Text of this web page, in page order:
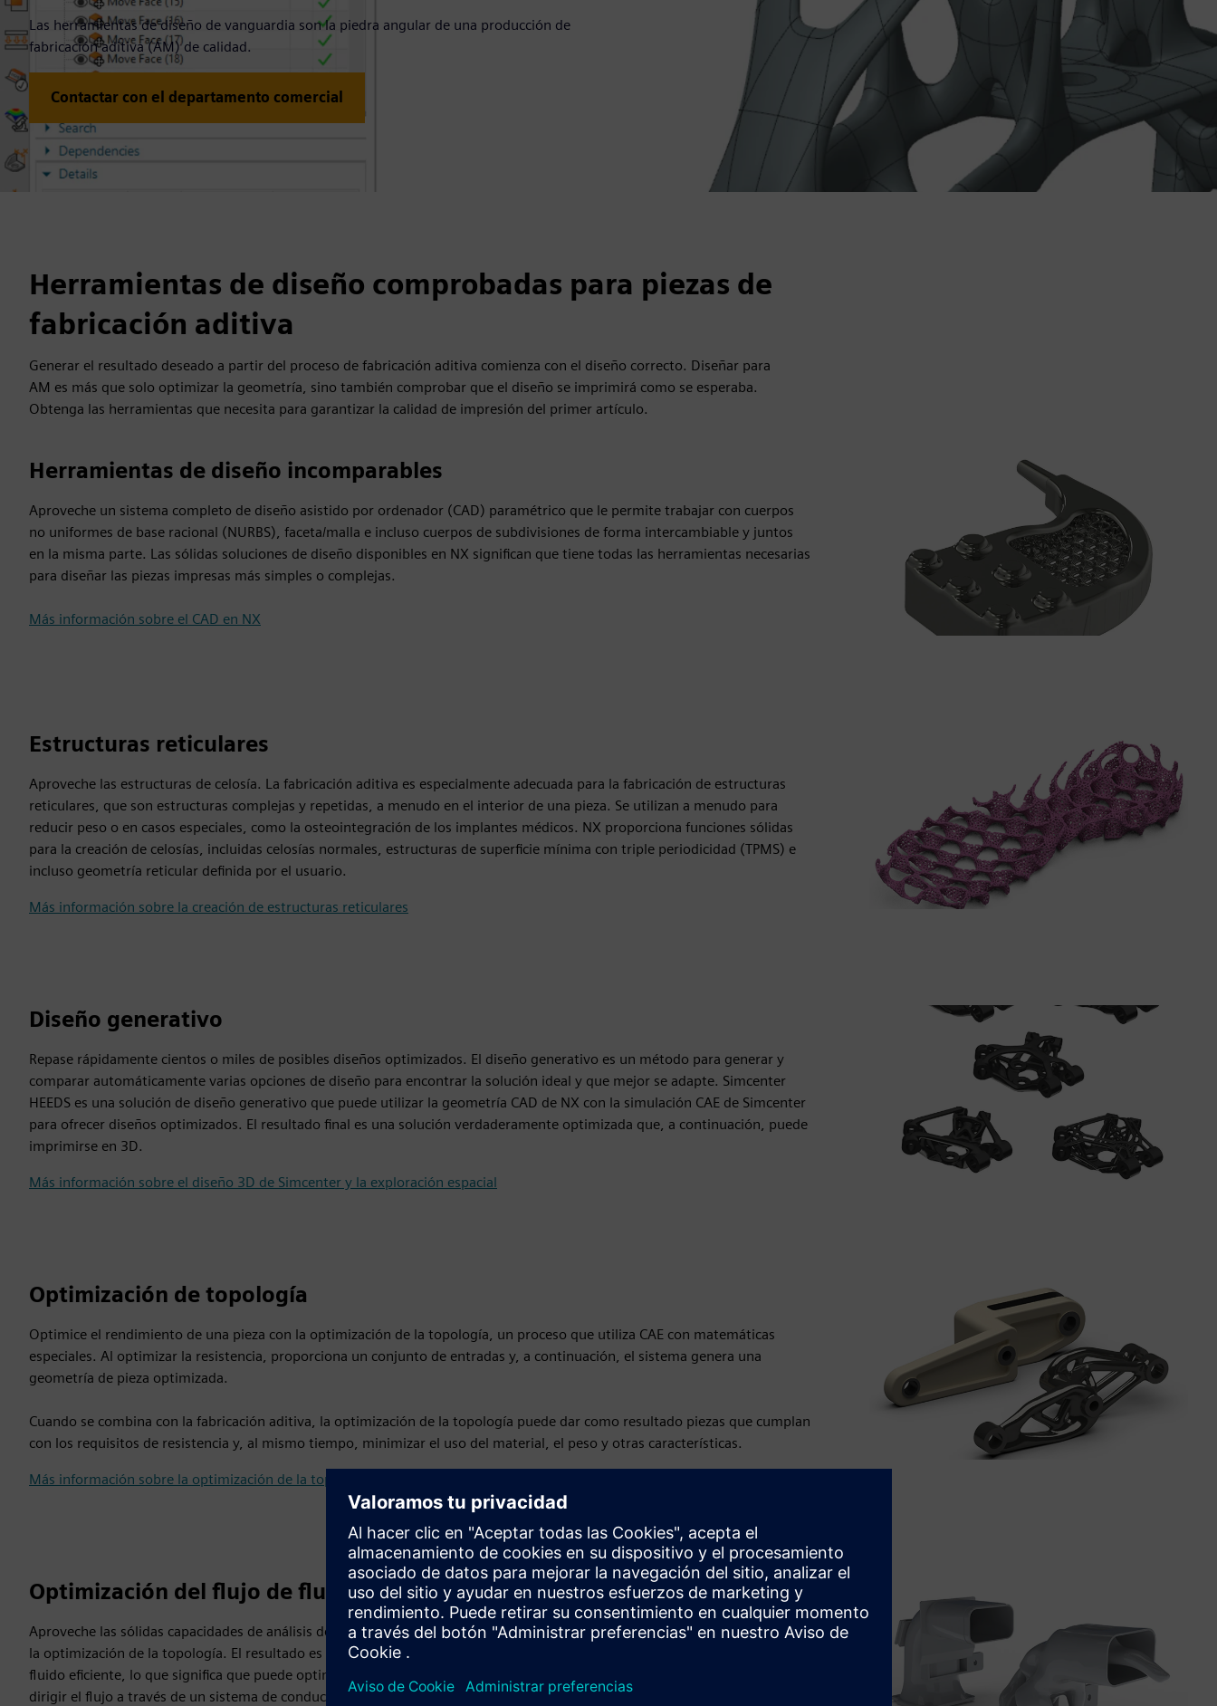
Las herramientas de diseño de vanguardia son la piedra angular de una producción de
fabricación aditiva (AM) de calidad.
Contactar con el departamento comercial
Herramientas de diseño comprobadas para piezas de
fabricación aditiva
Generar el resultado deseado a partir del proceso de fabricación aditiva comienza con el diseño correcto. Diseñar para
AM es más que solo optimizar la geometría, sino también comprobar que el diseño se imprimirá como se esperaba.
Obtenga las herramientas que necesita para garantizar la calidad de impresión del primer artículo.
Herramientas de diseño incomparables
Aproveche un sistema completo de diseño asistido por ordenador (CAD) paramétrico que le permite trabajar con cuerpos
no uniformes de base racional (NURBS), faceta/malla e incluso cuerpos de subdivisiones de forma intercambiable y juntos
en la misma parte. Las sólidas soluciones de diseño disponibles en NX significan que tiene todas las herramientas necesarias
para diseñar las piezas impresas más simples o complejas.
Más información sobre el CAD en NX
Estructuras reticulares
Aproveche las estructuras de celosía. La fabricación aditiva es especialmente adecuada para la fabricación de estructuras
reticulares, que son estructuras complejas y repetidas, a menudo en el interior de una pieza. Se utilizan a menudo para
reducir peso o en casos especiales, como la osteointegración de los implantes médicos. NX proporciona funciones sólidas
para la creación de celosías, incluidas celosías normales, estructuras de superficie mínima con triple periodicidad (TPMS) e
incluso geometría reticular definida por el usuario.
Más información sobre la creación de estructuras reticulares
Diseño generativo
Repase rápidamente cientos o miles de posibles diseños optimizados. El diseño generativo es un método para generar y
comparar automáticamente varias opciones de diseño para encontrar la solución ideal y que mejor se adapte. Simcenter
HEEDS es una solución de diseño generativo que puede utilizar la geometría CAD de NX con la simulación CAE de Simcenter
para ofrecer diseños optimizados. El resultado final es una solución verdaderamente optimizada que, a continuación, puede
imprimirse en 3D.
Más información sobre el diseño 3D de Simcenter y la exploración espacial
Optimización de topología
Optimice el rendimiento de una pieza con la optimización de la topología, un proceso que utiliza CAE con matemáticas
especiales. Al optimizar la resistencia, proporciona un conjunto de entradas y, a continuación, el sistema genera una
geometría de pieza optimizada.
Cuando se combina con la fabricación aditiva, la optimización de la topología puede dar como resultado piezas que cumplan
con los requisitos de resistencia y, al mismo tiempo, minimizar el uso del material, el peso y otras características.
Más información sobre la optimización de la topología
Optimización del flujo de fluidos
Aproveche las sólidas capacidades de análisis del flujo de fluidos de nuestro producto Star-CCM+ al aplicar esa tecnología a
la optimización de la topología. El resultado es un sistema que puede optimizar la geometría de las piezas para un flujo de
fluido eficiente, lo que significa que puede optimizar los sistemas de fluidos para normalizar el flujo entre varias salidas y
dirigir el flujo a través de un sistema de conductos de la manera más eficiente.